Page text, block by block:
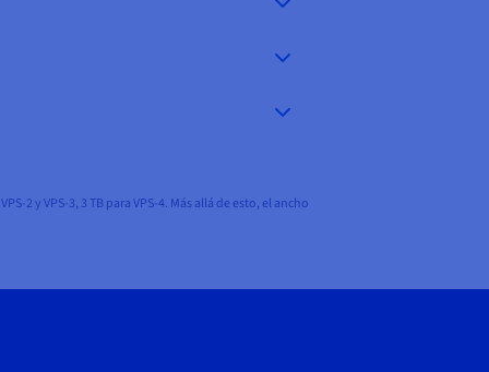
2 y VPS-3, 3 TB para VPS-4. Más allá de esto, el ancho